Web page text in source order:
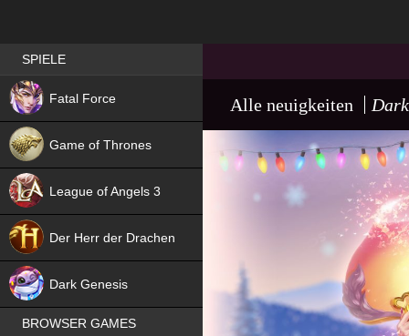
Alle neuigkeiten
Best RPG games in Germany
SPIELE
Fatal Force
NEW
Game of Thrones
League of Angels 3
Der Herr der Drachen
Dark Genesis
BROWSER GAMES